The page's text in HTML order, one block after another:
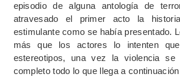
episodio de alguna antología de
atravesado el primer acto la
estimulante como se había presentado.
más que los actores lo intenten
estereotipos, una vez la violencia se
completo todo lo que llega a